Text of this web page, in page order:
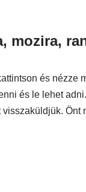
mozira,
és nézze
és le lehet
Önt